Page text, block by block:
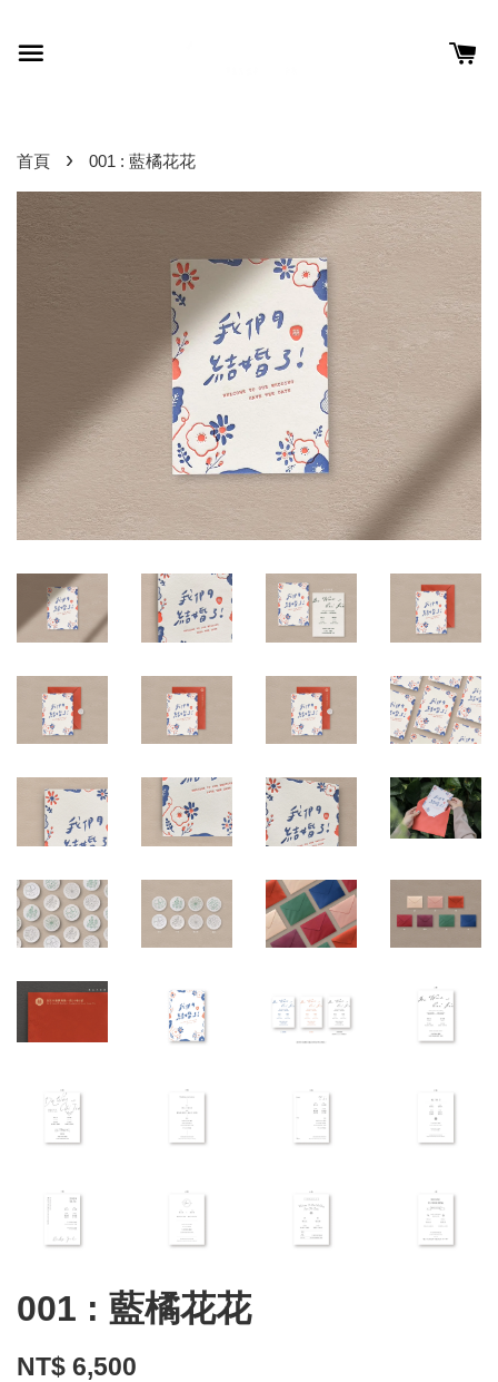
首頁 › 001 : 藍橘花花
001 : 藍橘花花
NT$ 6,500